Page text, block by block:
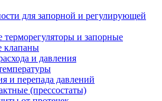
для запорной и регулирующей
терморегуляторы и запорные
клапаны
и давления
и перепада давлений
(прессостаты)